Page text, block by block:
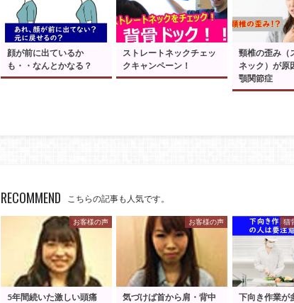
顔が前に出ているか
も・・なんとかなる？
ストレートネックチェッ
クキャンペーン！
頸椎の歪み（
ネック）が原
顎関節症
RECOMMEND こちらの記事も人気です。
お客様の声
5年間続いた激しい頭痛
お客様の声
気づけば首から肩・背中
猫
下向き作業が